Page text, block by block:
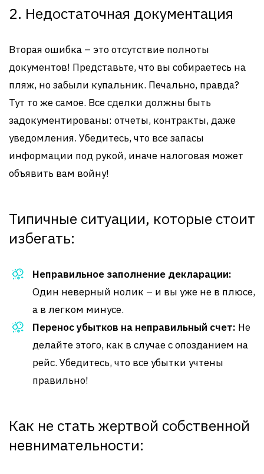
2. Недостаточная документация
Вторая ошибка – это отсутствие полноты
документов! Представьте, что вы собираетесь на
пляж, но забыли купальник. Печально, правда?
Тут то же самое. Все сделки должны быть
задокументированы: отчеты, контракты, даже
уведомления. Убедитесь, что все запасы
информации под рукой, иначе налоговая может
объявить вам войну!
Типичные ситуации, которые стоит
избегать:
Неправильное заполнение декларации:
Один неверный нолик – и вы уже не в плюсе,
а в легком минусе.
Перенос убытков на неправильный счет: Не
делайте этого, как в случае с опозданием на
рейс. Убедитесь, что все убытки учтены
правильно!
Как не стать жертвой собственной
невнимательности: